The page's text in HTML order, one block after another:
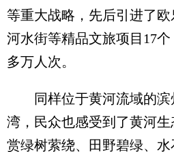
等重大战略，先后引进了
河水街等精品文旅项目17
多万人次。
同样位于黄河流域的滨
湾，民众也感受到了黄河
赏绿树萦绕、田野碧绿、